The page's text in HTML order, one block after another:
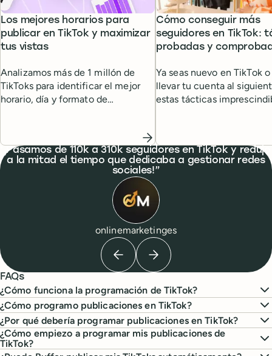
Los mejores horarios para
publicar en TikTok y maximizar
tus vistas
Analizamos más de 1 millón de
TikToks para identificar el mejor
horario, día y formato de
Cómo conseguir más
seguidores en TikTok:
probadas y
Ya seas nuevo en TikTok
llevar tu cuenta al
estas tácticas
What people are saying
¡Pasamos de 110k a 310k seguidores en TikTok y redujo
a la mitad el tiempo que dedicaba a gestionar redes
sociales!
onlinemarketinges
Previous testimonial
Next testimonial
FAQs
¿Cómo funciona la programación de TikTok?
¿Cómo programo publicaciones en TikTok?
¿Por qué debería programar publicaciones en TikTok?
¿Cómo empiezo a programar mis publicaciones de
TikTok?